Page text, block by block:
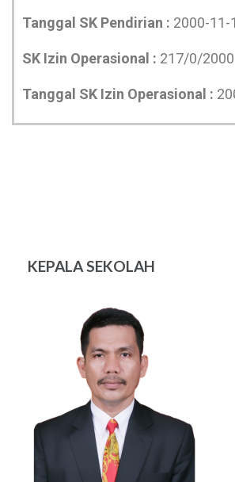
Tanggal SK Pendirian : 2000-11-
SK Izin Operasional : 217/0/2000
Tanggal SK Izin Operasional :
KEPALA SEKOLAH